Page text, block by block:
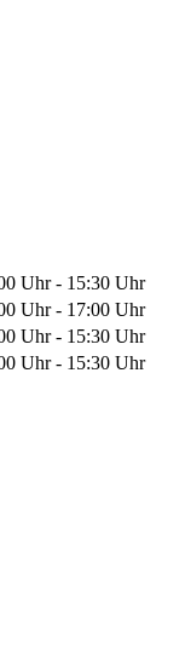
Uhr - 15:30 Uhr
Uhr - 17:00 Uhr
Uhr - 15:30 Uhr
Uhr - 15:30 Uhr